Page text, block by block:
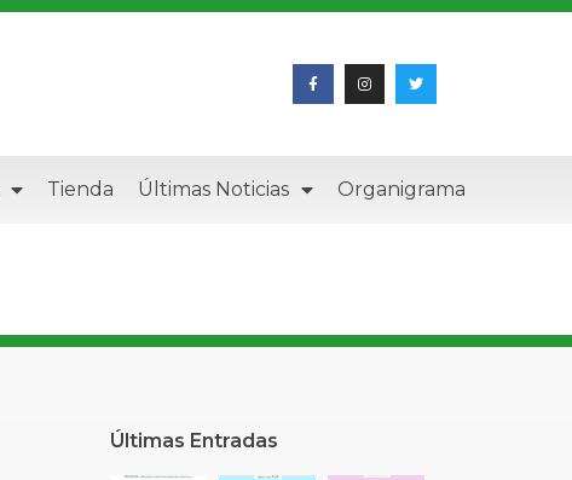
Tienda Últimas Noticias Organigrama
Últimas Entradas